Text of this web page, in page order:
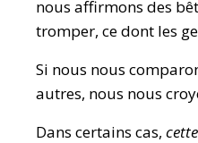
nous affirmons des
tromper, ce dont les
Si nous nous
autres, nous nous
Dans certains cas,